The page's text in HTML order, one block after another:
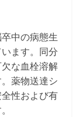
中の病態生
ます。同分
な血栓溶解
薬物送達シ
性および有